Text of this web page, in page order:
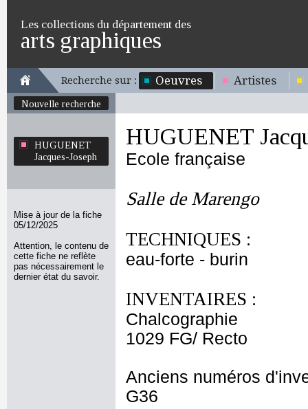
Les collections du département des
arts graphiques
Recherche sur : Oeuvres Artistes
Nouvelle recherche
HUGUENET
Jacques-Joseph
Mise à jour de la fiche
05/12/2025
Attention, le contenu de
cette fiche ne reflète
pas nécessairement le
dernier état du savoir.
HUGUENET
Ecole française
Salle de Marengo
TECHNIQUES :
eau-forte - burin
INVENTAIRES :
Chalcographie
1029 FG/ Recto
Anciens numéros
G36